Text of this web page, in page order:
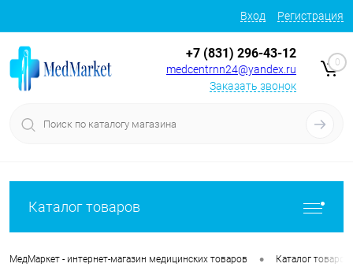
Вход Регистрация
+7 (831) 296-43-12
medcentrnn24@yandex.ru
Заказать звонок
0
Каталог товаров
МедМаркет - интернет-магазин медицинских товаров • Каталог товаров